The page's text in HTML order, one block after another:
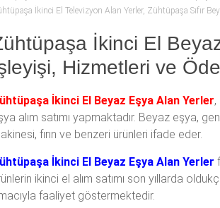
İkinci El Televizyon Alan Yerler, Zühtüpaşa Sıfır
İkinci El
Hizmetleri ve
İkinci El Beyaz Eşya Alan Yerler
alım satımı yapmaktadır. Beyaz eşya,
fırın ve benzeri ürünleri ifade eder.
İkinci El Beyaz Eşya Alan Yerler
ikinci el alım satımı son yıllarda
faaliyet göstermektedir.